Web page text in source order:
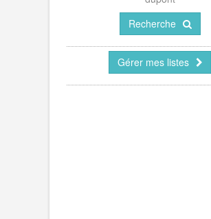
Recherche
Gérer mes listes